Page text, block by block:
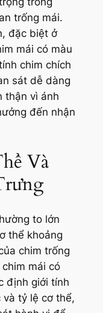
trống mái.
đặc biệt ở
mái có màu
chim chích
sát dễ dàng
thận vì ánh
đến nhận
Và
to lớn
thể khoảng
chim trống
mái có
định giới tính
tỷ lệ cơ thể,